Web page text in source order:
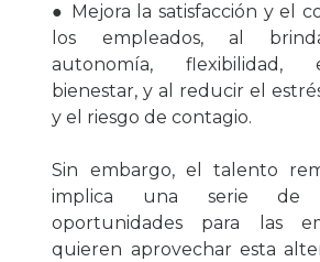
● Mejora la satisfacción y el
los empleados, al
autonomía, flexibilidad,
bienestar, y al reducir el
y el riesgo de contagio.
Sin embargo, el talento
implica una serie de
oportunidades para las
quieren aprovechar esta